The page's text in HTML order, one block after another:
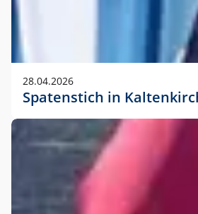
28.04.2026
Spatenstich in